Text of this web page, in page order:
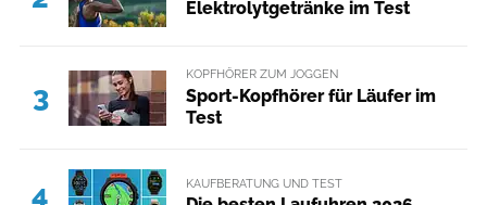
Elektrolytgetränke im Test
3
KOPFHÖRER ZUM JOGGEN
Sport-Kopfhörer für Läufer im
Test
4 KAUFBERATUNG UND TEST